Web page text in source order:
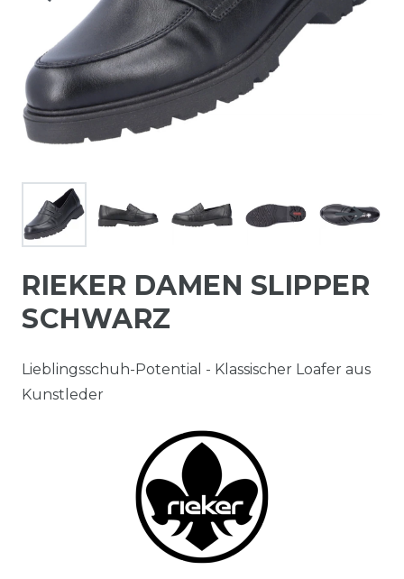
RIEKER DAMEN SLIPPER
SCHWARZ
Lieblingsschuh-Potential - Klassischer Loafer aus
Kunstleder